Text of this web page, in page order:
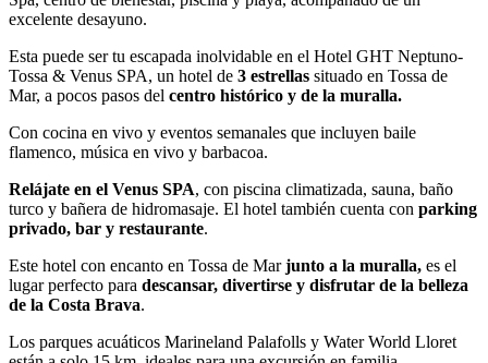
excelente desayuno.
Esta puede ser tu escapada inolvidable en el Hotel GHT Neptuno-
Tossa & Venus SPA, un hotel de 3 estrellas situado en Tossa de
Mar, a pocos pasos del centro histórico y de la muralla.
Con cocina en vivo y eventos semanales que incluyen baile
flamenco, música en vivo y barbacoa.
Relájate en el Venus SPA, con piscina climatizada, sauna, baño
turco y bañera de hidromasaje. El hotel también cuenta con parking
privado, bar y restaurante.
Este hotel con encanto en Tossa de Marjunto a la muralla, es el
lugar perfecto para descansar, divertirse y disfrutar de la belleza
de la Costa Brava.
Los parques acuáticos Marineland Palafolls y Water World Lloret